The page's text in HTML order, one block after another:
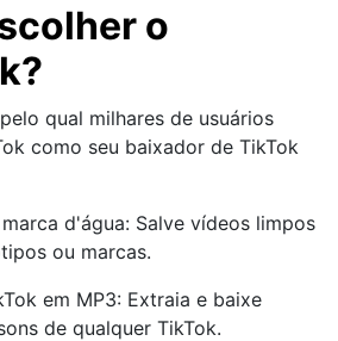
o
qual milhares de usuários
como seu baixador de TikTok
d'água: Salve vídeos limpos
ou marcas.
em MP3: Extraia e baixe
de qualquer TikTok.